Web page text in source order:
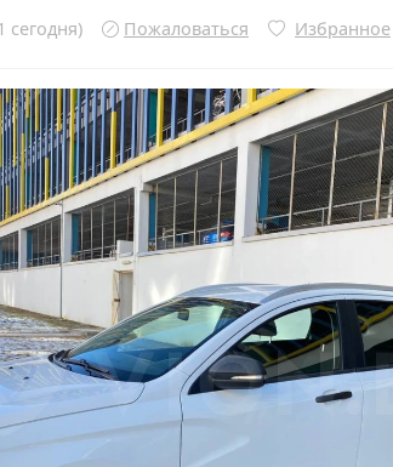
сегодня) Пожаловаться Избранное